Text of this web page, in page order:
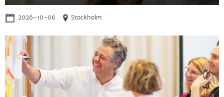
2026-10-06 Stockholm